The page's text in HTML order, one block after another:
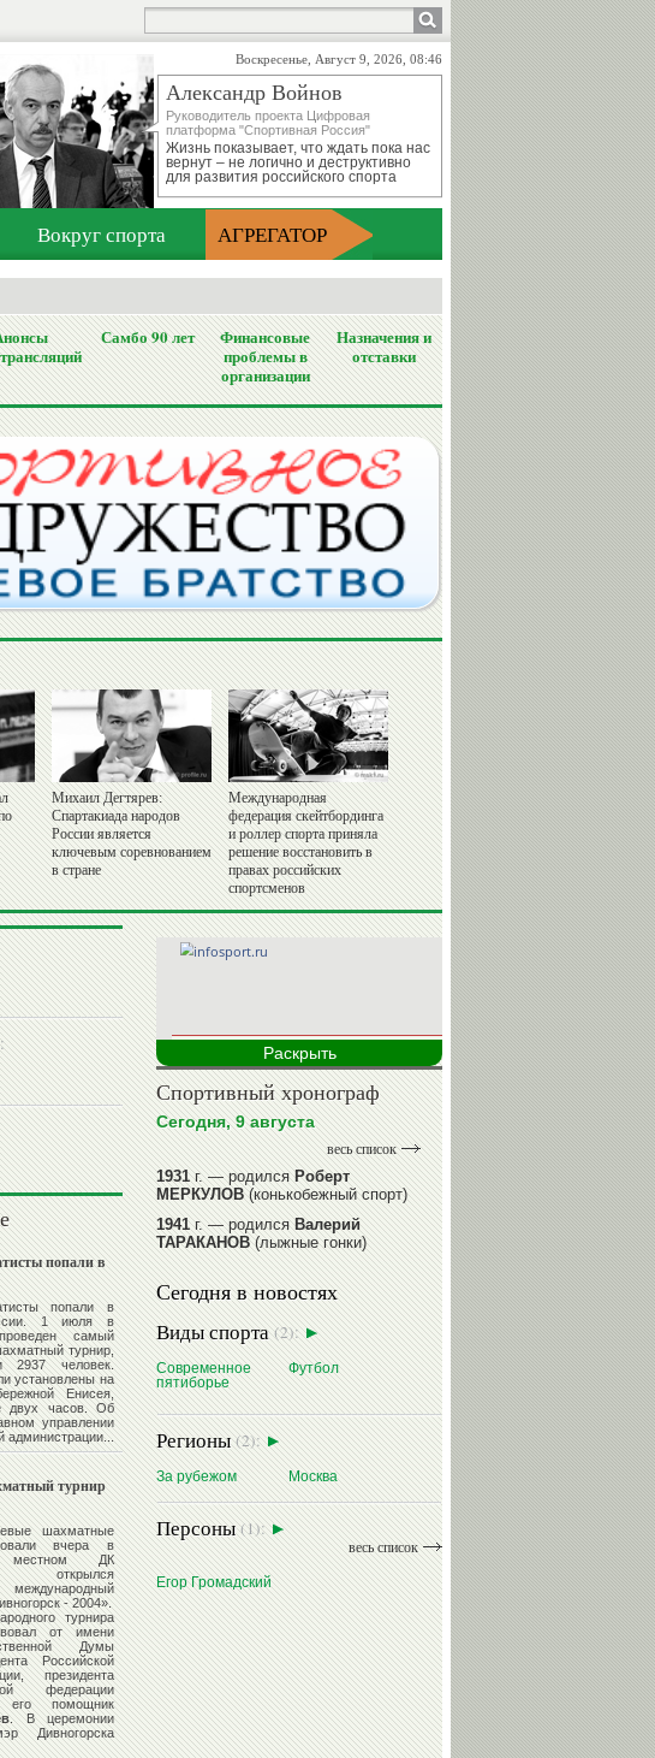
Воскресенье, Август 9, 2026, 08:46
Александр Войнов
Руководитель проекта Цифровая
платформа "Спортивная Россия"
Жизнь показывает, что ждать пока нас
вернут – не логично и деструктивно
для развития российского спорта
Вокруг спорта АГРЕГАТОР
Самбо 90 лет
Финансовые
проблемы в
организации
Назначения и
отставки
Михаил Дегтярев:
Спартакиада народов
России является
ключевым соревнованием
в стране
Международная
федерация скейтбординга
и роллер спорта приняла
решение восстановить в
правах российских
спортсменов
попали в
попали в
1 июля в
самый
турнир,
2937 человек.
установлены на
Енисея,
двух часов. Об
управлении
администрации...
турнир
шахматные
вчера в
местном ДК
открылся
- 2004».
турнира
от имени
Думы
Российской
президента
федерации
помощник
. В церемонии
Дивногорска
Раскрыть
Спортивный хронограф
Сегодня, 9 августа
весь список
1931г. — родилсяРоберт
МЕРКУЛОВ(конькобежный спорт)
1941г. — родилсяВалерий
ТАРАКАНОВ(лыжные гонки)
1945г. — родилсяАлександр
ГОРЕЛИК(фигурное катание на
коньках)
1945г. — родилсяЗураб
САКАНДЕЛИДЗЕ(баскетбол)
1954г. — родиласьОльга
КНЯЗЕВА(фехтование)
читать далее
Сегодня в новостях
Виды спорта(2):
Современное
пятиборье
Футбол
Регионы(2):
За рубежом Москва
Персоны(1):
весь список
Егор Громадский